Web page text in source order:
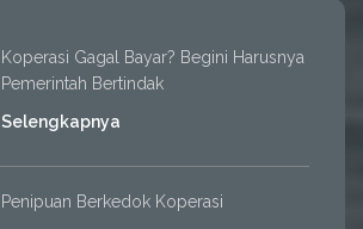
Koperasi Gagal Bayar? Begini Harusnya
Pemerintah Bertindak
Selengkapnya
Penipuan Berkedok Koperasi